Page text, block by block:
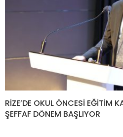
RİZE’DE OKUL ÖNCESİ EĞİTİM
ŞEFFAF DÖNEM BAŞLIYOR